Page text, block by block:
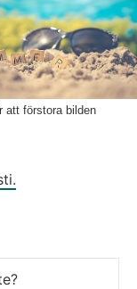
att förstora bilden